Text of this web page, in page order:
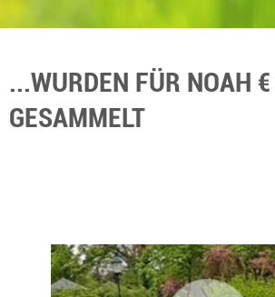
...WURDEN FÜR NOAH
GESAMMELT